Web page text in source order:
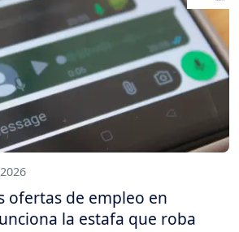
ofertas de empleo en
la estafa que roba